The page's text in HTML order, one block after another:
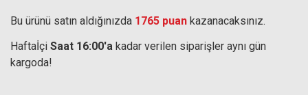
Bu ürünü satın aldığınızda 1765 puan kazanacaksınız.
Haftaİçi Saat 16:00'a kadar verilen siparişler aynı gün
kargoda!